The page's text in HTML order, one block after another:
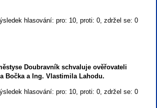
hlasování: pro: 10, proti: 0, zdržel se: 0
Doubravník schvaluje ověřovateli
Bočka a Ing. Vlastimila Lahodu.
hlasování: pro: 10, proti: 0, zdržel se: 0